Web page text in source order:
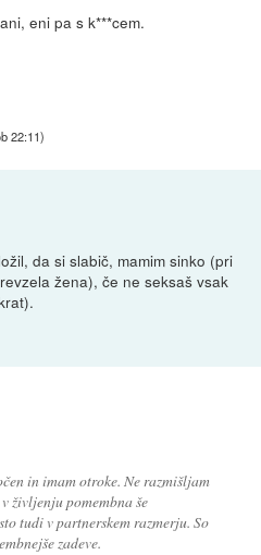
eni pa s k***cem.
22:11)
da si slabič, mamim sinko (pri
žena), če ne seksaš vsak
in imam otroke. Ne razmišljam
življenju pomembna še
tudi v partnerskem razmerju. So
zadeve.